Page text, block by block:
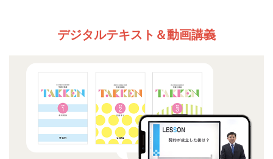
デジタルテキスト＆動画講義